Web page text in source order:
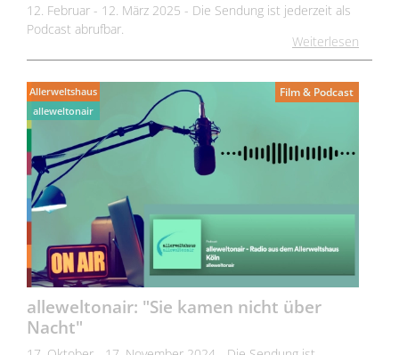
12. Februar - 12. März 2025 - Die Sendung ist jederzeit als
Podcast abrufbar.
Weiterlesen
Allerweltshaus
alleweltonair
Film & Podcast
alleweltonair: "Sie kamen nicht über
Nacht"